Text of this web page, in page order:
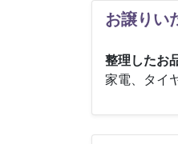
お譲りい
整理したお
家電、タイ